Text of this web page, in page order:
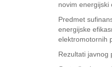
novim energijski
Predmet
energijske
elektromotornih
Rezultati javnog